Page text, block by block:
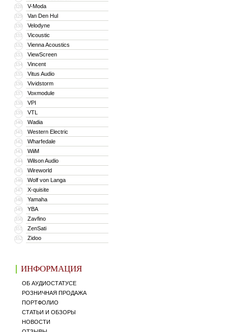
328 V-Moda
329 Van Den Hul
330 Velodyne
331 Vicoustic
332 Vienna Acoustics
333 ViewScreen
334 Vincent
335 Vitus Audio
336 Vividstorm
337 Voxmodule
338 VPI
339 VTL
340 Wadia
341 Western Electric
342 Wharfedale
343 WiiM
344 Wilson Audio
345 Wireworld
346 Wolf von Langa
347 X-quisite
348 Yamaha
349 YBA
350 Zavfino
351 ZenSati
352 Zidoo
ИНФОРМАЦИЯ
ОБ АУДИОСТАТУСЕ
РОЗНИЧНАЯ ПРОДАЖА
ПОРТФОЛИО
СТАТЬИ И ОБЗОРЫ
НОВОСТИ